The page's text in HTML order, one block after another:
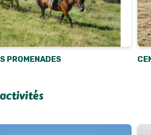
PROMENADES